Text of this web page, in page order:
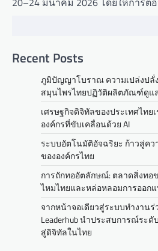
Recent Posts
ภูมิปัญญาโบราณ ความเปล่งปลั่
สมุนไพรไทยปฏิวัติผลิตภัณฑ์ดูแล
เศรษฐกิจดิจิทัลของประเทศไทย
องค์กรที่ขับเคลื่อนด้วย AI
ระบบอัตโนมัติอัจฉริยะ ก้าวสู่ค
ขององค์กรไทย
การถักทออัตลักษณ์: ตลาดสิ่งทอ
ไหมไทยและหล่อหลอมการออก
จากหน้าจอเดียวสู่ระบบทำงาน
Leaderhub นำประสบการณ์ระ
สู่ดิจิทัลในไทย